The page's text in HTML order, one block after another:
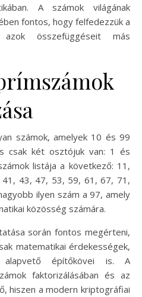
A számok világának
fontos, hogy felfedezzük a
összefüggéseit más
számok, amelyek 10 és 99
csak két osztójuk van: 1 és
listája a következő: 11,
43, 47, 53, 59, 61, 67, 71,
ilyen szám a 97, amely
közösség számára.
során fontos megérteni,
matematikai érdekességek,
építőkövei is. A
faktorizálásában és az
hiszen a modern kriptográfiai